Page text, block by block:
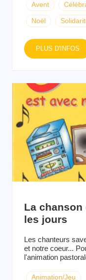
Avent
Noël
PLUS D'INFOS
La
les jours
Les chanteurs
et notre coeur...
l'animation
Animation/Jeu